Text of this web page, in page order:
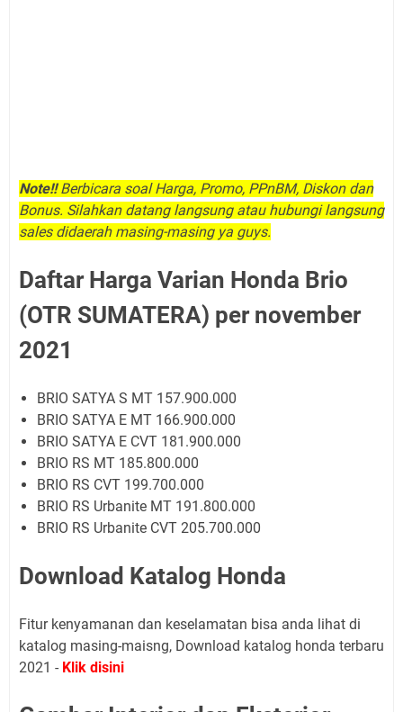
Note!!Berbicara soal Harga, Promo, PPnBM, Diskon dan
Bonus. Silahkan datang langsung atau hubungi langsung
sales didaerah masing-masing ya guys.
Daftar Harga Varian Honda Brio
(OTR SUMATERA) per november
2021
BRIO SATYA S MT 157.900.000
BRIO SATYA E MT 166.900.000
BRIO SATYA E CVT 181.900.000
BRIO RS MT 185.800.000
BRIO RS CVT 199.700.000
BRIO RS Urbanite MT 191.800.000
BRIO RS Urbanite CVT 205.700.000
Download Katalog Honda
Fitur kenyamanan dan keselamatan bisa anda lihat di
katalog masing-maisng, Download katalog honda terbaru
2021 - Klik disini